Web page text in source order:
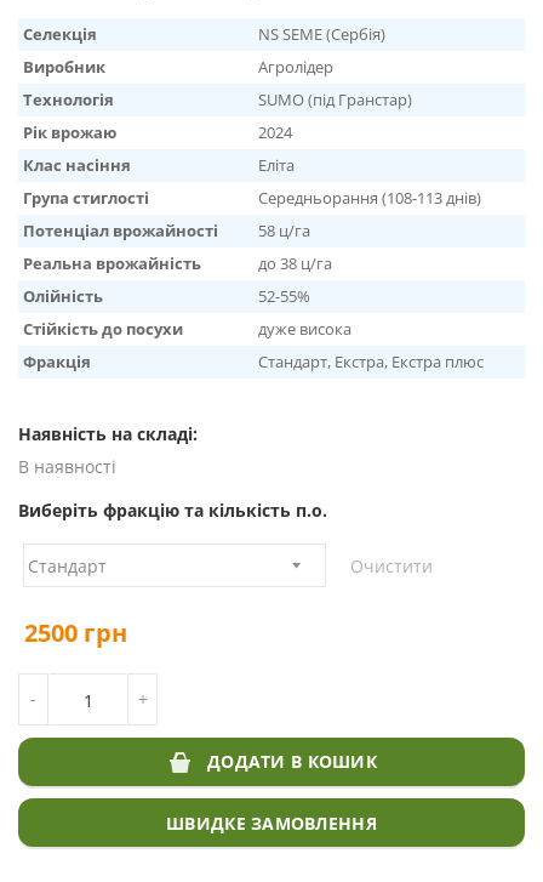
Селекція
NS SEME (Сербія)
Виробник
Агролідер
Технологія
SUMO (під Гранстар)
Рік врожаю
2024
Клас насіння
Еліта
Група стиглості
Середньорання (108-113 днів)
Потенціал врожайності
58 ц/га
Реальна врожайність
до 38 ц/га
Олійність
52-55%
Стійкість до посухи
дуже висока
Фракція
Стандарт, Екстра, Екстра плюс
Наявність на складі:
В наявності
Виберіть фракцію та кількість п.о.
Очистити
2500 грн
- +
ДОДАТИ В КОШИК
ШВИДКЕ ЗАМОВЛЕННЯ